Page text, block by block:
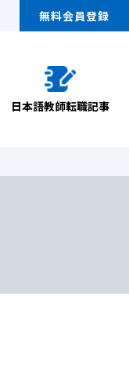
無料会員登録
日本語教師転職記事